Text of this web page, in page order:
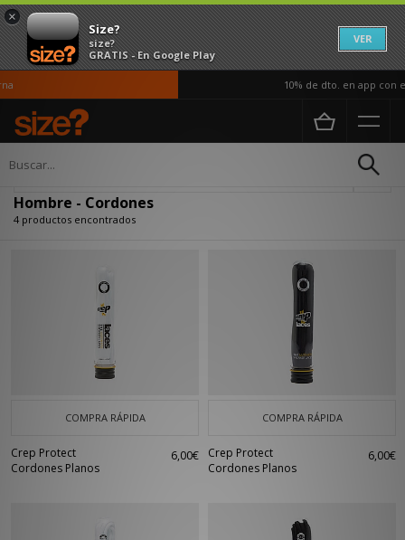
×
Size?
size?
GRATIS - En Google Play
VER
10% de dto. en app con
Página principal
Hombre - Cordones
4 productos encontrados
COMPRA RÁPIDA
Crep Protect
Cordones Planos
6,00€
COMPRA RÁPIDA
Crep Protect
Cordones Planos
6,00€